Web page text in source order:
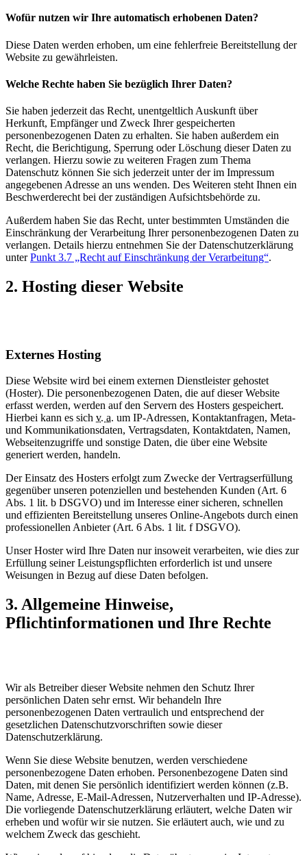
Wofür nutzen wir Ihre automatisch erhobenen Daten?
Diese Daten werden erhoben, um eine fehlerfreie Bereitstellung der
Website zu gewährleisten.
Welche Rechte haben Sie bezüglich Ihrer Daten?
Sie haben jederzeit das Recht, unentgeltlich Auskunft über
Herkunft, Empfänger und Zweck Ihrer gespeicherten
personenbezogenen Daten zu erhalten. Sie haben außerdem ein
Recht, die Berichtigung, Sperrung oder Löschung dieser Daten zu
verlangen. Hierzu sowie zu weiteren Fragen zum Thema
Datenschutz können Sie sich jederzeit unter der im Impressum
angegebenen Adresse an uns wenden. Des Weiteren steht Ihnen ein
Beschwerderecht bei der zuständigen Aufsichtsbehörde zu.
Außerdem haben Sie das Recht, unter bestimmten Umständen die
Einschränkung der Verarbeitung Ihrer personenbezogenen Daten zu
verlangen. Details hierzu entnehmen Sie der Datenschutzerklärung
unterPunkt 3.7 „Recht auf Einschränkung der Verarbeitung“.
2. Hosting dieser Website
Externes Hosting
Diese Website wird bei einem externen Dienstleister gehostet
(Hoster). Die personenbezogenen Daten, die auf dieser Website
erfasst werden, werden auf den Servern des Hosters gespeichert.
Hierbei kann es sich v. a. um IP-Adressen, Kontaktanfragen, Meta-
und Kommunikationsdaten, Vertragsdaten, Kontaktdaten, Namen,
Webseitenzugriffe und sonstige Daten, die über eine Website
generiert werden, handeln.
Der Einsatz des Hosters erfolgt zum Zwecke der Vertragserfüllung
gegenüber unseren potenziellen und bestehenden Kunden (Art. 6
Abs. 1 lit. b DSGVO) und im Interesse einer sicheren, schnellen
und effizienten Bereitstellung unseres Online-Angebots durch einen
professionellen Anbieter (Art. 6 Abs. 1 lit. f DSGVO).
Unser Hoster wird Ihre Daten nur insoweit verarbeiten, wie dies zur
Erfüllung seiner Leistungspflichten erforderlich ist und unsere
Weisungen in Bezug auf diese Daten befolgen.
3. Allgemeine Hinweise,
Pflichtinformationen und Ihre Rechte
Wir als Betreiber dieser Website nehmen den Schutz Ihrer
persönlichen Daten sehr ernst. Wir behandeln Ihre
personenbezogenen Daten vertraulich und entsprechend der
gesetzlichen Datenschutzvorschriften sowie dieser
Datenschutzerklärung.
Wenn Sie diese Website benutzen, werden verschiedene
personenbezogene Daten erhoben. Personenbezogene Daten sind
Daten, mit denen Sie persönlich identifiziert werden können (z.B.
Name, Adresse, E-Mail-Adressen, Nutzerverhalten und IP-Adresse).
Die vorliegende Datenschutzerklärung erläutert, welche Daten wir
erheben und wofür wir sie nutzen. Sie erläutert auch, wie und zu
welchem Zweck das geschieht.